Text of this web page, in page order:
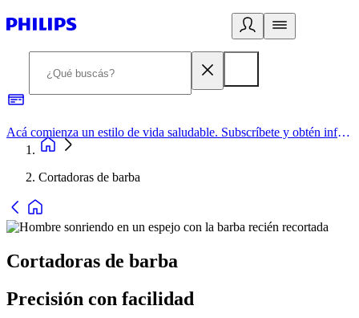
Acá comienza un estilo de vida saludable. Subscríbete y obtén información de primera mano
Cortadoras de barba
Cortadoras de barba
Precisión con facilidad